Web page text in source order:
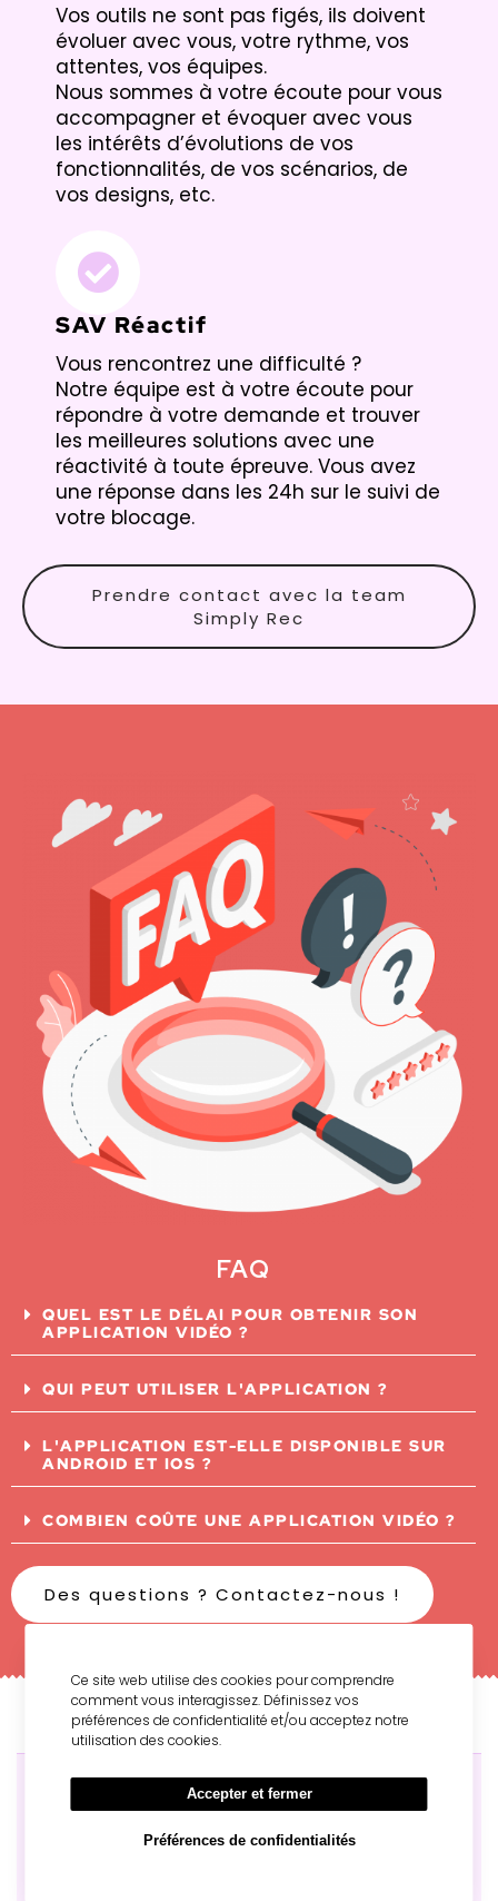
Vos outils ne sont pas figés, ils doivent
évoluer avec vous, votre rythme, vos
attentes, vos équipes.
Nous sommes à votre écoute pour vous
accompagner et évoquer avec vous
les intérêts d’évolutions de vos
fonctionnalités, de vos scénarios, de
vos designs, etc.
SAV Réactif
Vous rencontrez une difficulté ?
Notre équipe est à votre écoute pour
répondre à votre demande et trouver
les meilleures solutions avec une
réactivité à toute épreuve. Vous avez
une réponse dans les 24h sur le suivi de
votre blocage.
Prendre contact avec la team
Simply Rec
FAQ
QUEL EST LE DÉLAI POUR OBTENIR SON
APPLICATION VIDÉO ?
QUI PEUT UTILISER L'APPLICATION ?
L'APPLICATION EST-ELLE DISPONIBLE SUR
ANDROID ET IOS ?
COMBIEN COÛTE UNE APPLICATION VIDÉO ?
Des questions ? Contactez-nous !
DEMANDEZ VOTRE DÉMO
Ce site web utilise des cookies pour comprendre
comment vous interagissez. Définissez vos
préférences de confidentialité et/ou acceptez notre
utilisation des cookies.
Préférences de confidentialités
Accepter et fermer